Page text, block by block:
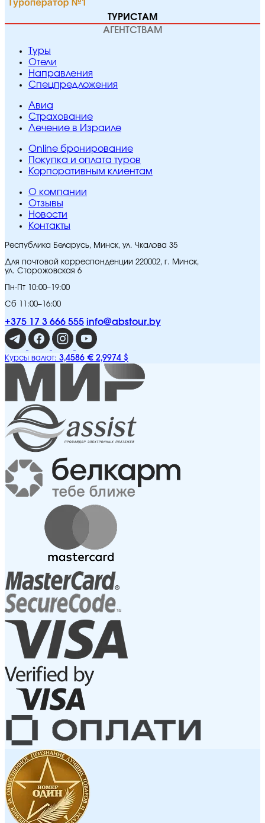
ТУРИСТАМ
АГЕНТСТВАМ
Туры
Отели
Направления
Спецпредложения
Авиа
Страхование
Лечение в Израиле
Online бронирование
Покупка и оплата туров
Корпоративным клиентам
O компании
Отзывы
Новости
Контакты
Республика Беларусь, Минск, ул. Чкалова 35
Для почтовой корреспонденции 220002, г. Минск,
ул. Сторожовская 6
Пн-Пт 10:00–19:00
Сб 11:00–16:00
+375 17 3 666 555 info@abstour.by
Курсы валют: 3,4586 € 2,9974 $